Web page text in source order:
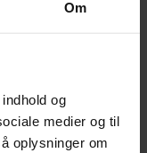
Om
og
medier og til
oplysninger om